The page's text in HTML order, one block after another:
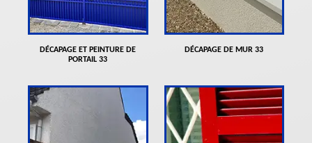
DÉCAPAGE ET PEINTURE DE
PORTAIL 33
DÉCAPAGE DE MUR 33